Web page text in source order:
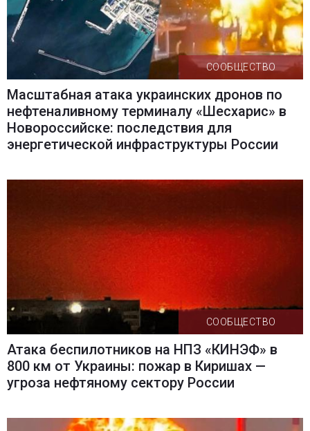
СООБЩЕСТВО
Масштабная атака украинских дронов по
нефтеналивному терминалу «Шесхарис» в
Новороссийске: последствия для
энергетической инфраструктуры России
СООБЩЕСТВО
Атака беспилотников на НПЗ «КИНЭФ» в
800 км от Украины: пожар в Киришах —
угроза нефтяному сектору России